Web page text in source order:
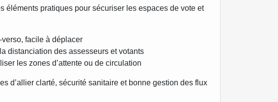
éléments pratiques pour sécuriser les espaces de vote et
facile à déplacer
distanciation des assesseurs et votants
les zones d’attente ou de circulation
d’allier clarté, sécurité sanitaire et bonne gestion des flux